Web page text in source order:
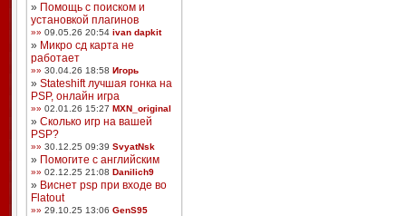
» Помощь с поиском и
установкой плагинов
»» 09.05.26 20:54 ivan dapkit
» Микро сд карта не
работает
»» 30.04.26 18:58 Игорь
» Stateshift лучшая гонка на
PSP, онлайн игра
»» 02.01.26 15:27 MXN_original
» Сколько игр на вашей
PSP?
»» 30.12.25 09:39 SvyatNsk
» Помогите с английским
»» 02.12.25 21:08 Danilich9
» Виснет psp при входе во
Flatout
»» 29.10.25 13:06 GenS95